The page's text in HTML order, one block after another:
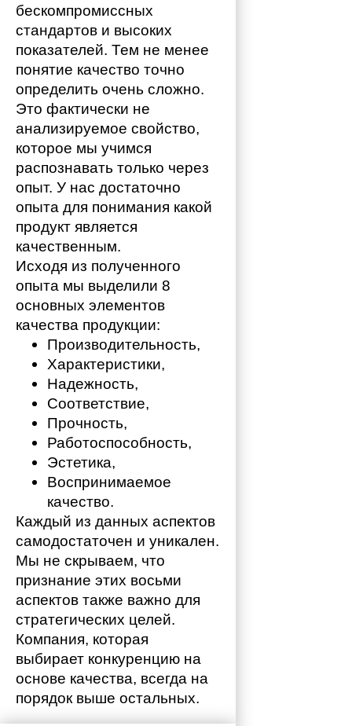
бескомпромиссных
стандартов и высоких
показателей. Тем не менее
понятие качество точно
определить очень сложно.
Это фактически не
анализируемое свойство,
которое мы учимся
распознавать только через
опыт. У нас достаточно
опыта для понимания какой
продукт является
качественным.
Исходя из полученного
опыта мы выделили 8
основных элементов
качества продукции:
Производительность,
Характеристики,
Надежность,
Соответствие,
Прочность,
Работоспособность,
Эстетика,
Воспринимаемое
качество.
Каждый из данных аспектов
самодостаточен и уникален.
Мы не скрываем, что
признание этих восьми
аспектов также важно для
стратегических целей.
Компания, которая
выбирает конкуренцию на
основе качества, всегда на
порядок выше остальных.